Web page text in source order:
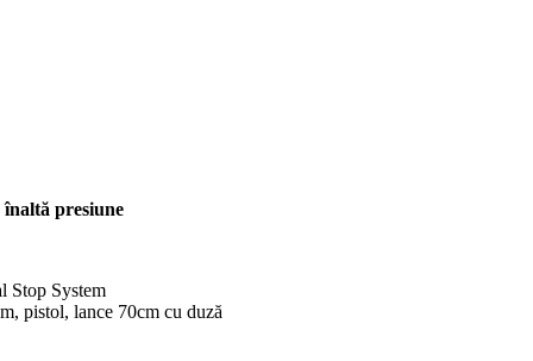
presiune
Stop System
pistol, lance 70cm cu duză